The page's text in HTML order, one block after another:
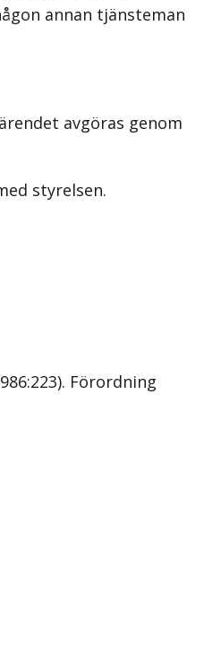
annan tjänsteman
avgöras genom
styrelsen.
Förordning